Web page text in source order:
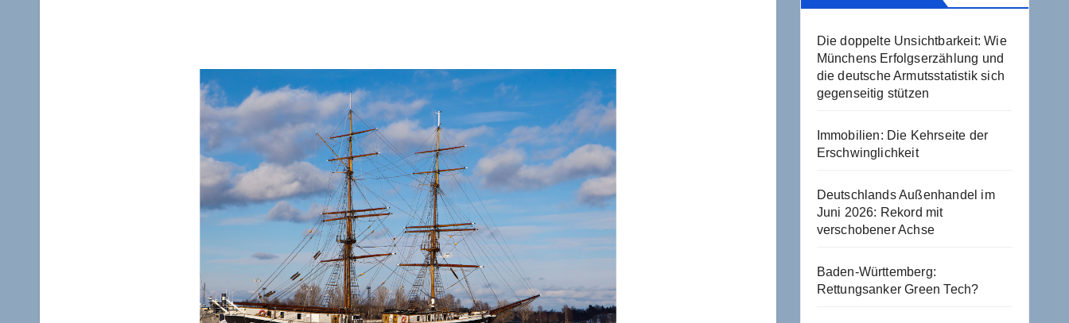
Die doppelte Unsichtbarkeit: Wie
Münchens Erfolgserzählung und
die deutsche Armutsstatistik sich
gegenseitig stützen
Immobilien: Die Kehrseite der
Erschwinglichkeit
Deutschlands Außenhandel im
Juni 2026: Rekord mit
verschobener Achse
Baden-Württemberg:
Rettungsanker Green Tech?